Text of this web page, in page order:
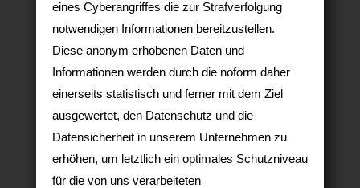
eines Cyberangriffes die zur Strafverfolgung
notwendigen Informationen bereitzustellen.
Diese anonym erhobenen Daten und
Informationen werden durch die noform daher
einerseits statistisch und ferner mit dem Ziel
ausgewertet, den Datenschutz und die
Datensicherheit in unserem Unternehmen zu
erhöhen, um letztlich ein optimales Schutzniveau
für die von uns verarbeiteten